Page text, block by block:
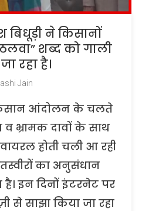
बिधूड़ी ने किसानों
शब्द को गाली
रहा है।
Jain
आंदोलन के चलते
भ्रामक दावों के साथ
होती चली आ रही
का अनुसंधान
इन दिनों इंटरनेट पर
से साझा किया जा रहा